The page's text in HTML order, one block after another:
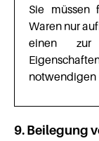
Sie müssen
Waren nur
einen zur
notwendigen
9. Beilegung